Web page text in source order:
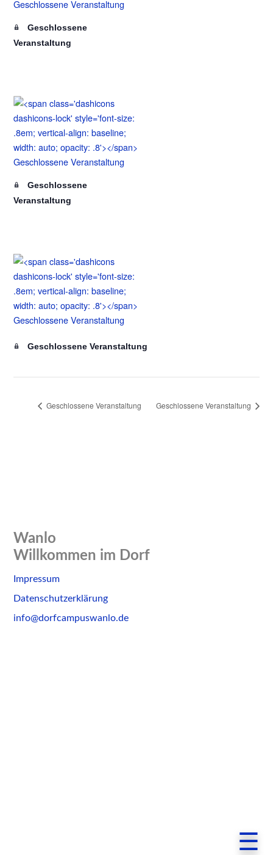
☰
Geschlossene
Veranstaltung
Geschlossene
Veranstaltung
Geschlossene Veranstaltung
Geschlossene Veranstaltung Geschlossene Veranstaltung
Wanlo
Willkommen im Dorf
Skip
to
Impressum
Datenschutzerklärung
info@dorfcampuswanlo.de